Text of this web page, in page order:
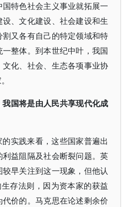
特色社会主义事业就拓展一
、文化建设、社会建设和生
又各有自己的特定领域和特
整体。到本世纪中叶，我国
化、社会、生态各项事业协
国将是由人民共享现代化成
实践来看，这些国家普遍出
益阻隔及社会断裂问题。英
早关注到这一现象，但他认
存法则，因为资本家的获益
价的。马克思在论述剩余价